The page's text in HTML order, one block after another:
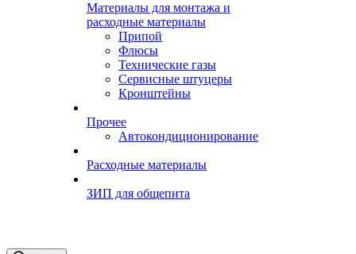
Материалы для монтажа и
расходные материалы
Припой
Флюсы
Технические газы
Сервисные штуцеры
Кронштейны
Прочее
Автокондиционирование
Расходные материалы
ЗИП для общепита